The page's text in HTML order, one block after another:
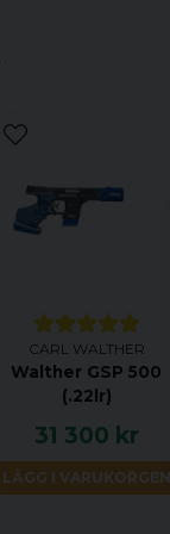
CARL WALTHER
Walther GSP 500
(.22lr)
31 300 kr
LÄGG I VARUKORGEN